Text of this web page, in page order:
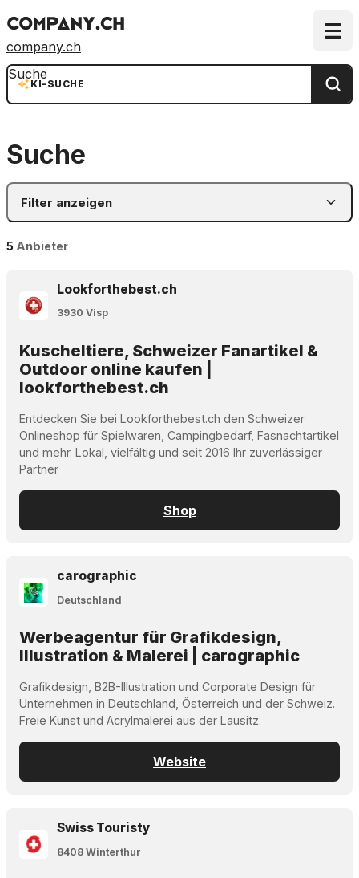
company.ch
KI-SUCHE
Suche
Suche
Filter anzeigen
5 Anbieter
Lookforthebest.ch
3930 Visp
Kuscheltiere, Schweizer Fanartikel &
Outdoor online kaufen |
lookforthebest.ch
Entdecken Sie bei Lookforthebest.ch den Schweizer
Onlineshop für Spielwaren, Campingbedarf, Fasnachtartikel
und mehr. Lokal, vielfältig und seit 2016 Ihr zuverlässiger
Partner
Shop
carographic
Deutschland
Werbeagentur für Grafikdesign,
Illustration & Malerei | carographic
Grafikdesign, B2B-Illustration und Corporate Design für
Unternehmen in Deutschland, Österreich und der Schweiz.
Freie Kunst und Acrylmalerei aus der Lausitz.
Website
Swiss Touristy
8408 Winterthur